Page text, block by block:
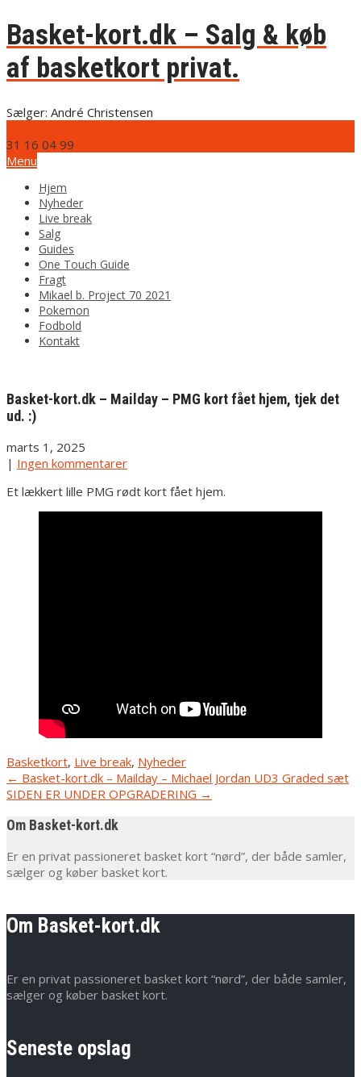
Basket-kort.dk – Salg & køb
af basketkort privat.
Sælger: André Christensen
31 16 04 99
Menu
Hjem
Nyheder
Live break
Salg
Guides
One Touch Guide
Fragt
Mikael b. Project 70 2021
Pokemon
Fodbold
Kontakt
Basket-kort.dk – Mailday – PMG kort fået hjem, tjek det
ud. :)
marts 1, 2025
| Ingen kommentarer
Et lækkert lille PMG rødt kort fået hjem.
Basketkort, Live break, Nyheder
Post
navigation
← Basket-kort.dk – Mailday – Michael Jordan UD3 Graded sæt
SIDEN ER UNDER OPGRADERING →
Om Basket-kort.dk
Er en privat passioneret basket kort “nørd”, der både samler,
sælger og køber basket kort.
Om Basket-kort.dk
Er en privat passioneret basket kort “nørd”, der både samler,
sælger og køber basket kort.
Seneste opslag